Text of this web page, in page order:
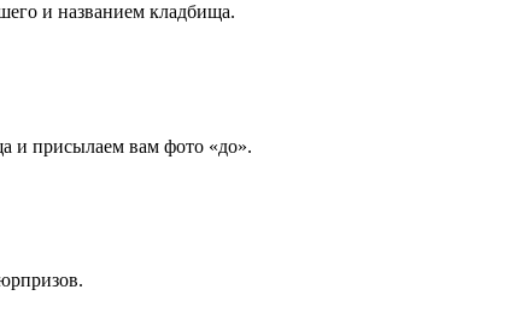
и названием кладбища.
и присылаем вам фото «до».